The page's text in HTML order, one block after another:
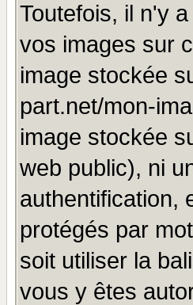
Toutefois, il n'y
vos images sur
image stockée
part.net/mon-
image stockée
web public), ni
authentification,
protégés par
soit utiliser la
vous y êtes